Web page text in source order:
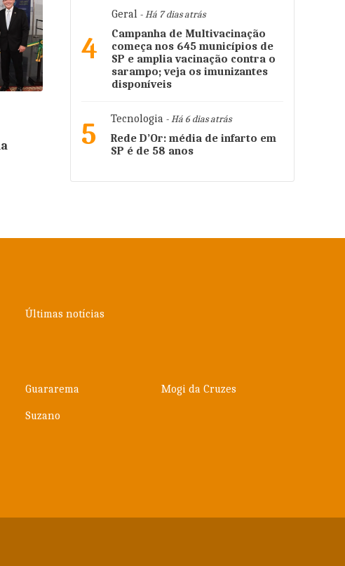
4
Geral - Há 7 dias atrás
Campanha de Multivacinação
começa nos 645 municípios de
SP e amplia vacinação contra o
sarampo; veja os imunizantes
disponíveis
5 Tecnologia - Há 6 dias atrás
Rede D’Or: média de infarto em
SP é de 58 anos
Últimas notícias
Guararema Mogi da Cruzes
Suzano